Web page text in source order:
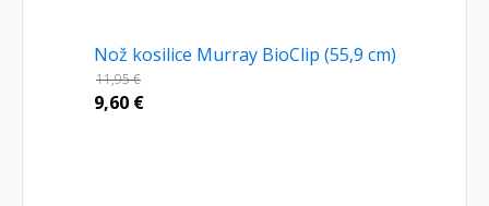
Nož kosilice Murray BioClip (55,9 cm)
11,95€
9,60 €